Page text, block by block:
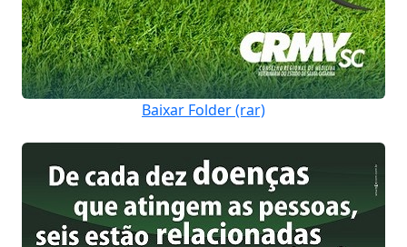
Baixar Folder (rar)